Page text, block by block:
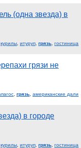
(одна звезда) в
курилы итуруп грязь гостиница
грязи не
грязь американские дали
в городе
курилы итуруп грязь гостиница